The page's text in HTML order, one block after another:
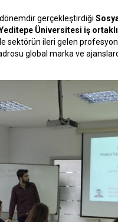
dönemdir gerçekleştirdiği
Üniversitesi iş
sektörün ileri gelen
global marka ve